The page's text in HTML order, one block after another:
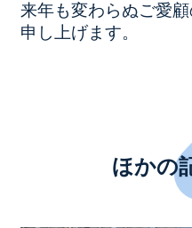
来年も変わらぬご愛
申し上げます。
ほかの